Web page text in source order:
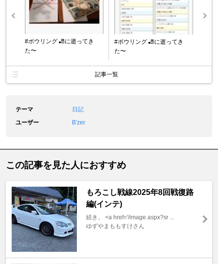
#ボウリング 🎳に逝ってき
た〜
#ボウリング 🎳に逝ってき
た〜
記事一覧
テーマ
日記
ユーザー
B'zer
この記事を見た人におすすめ
もろこし戦線2025年8回戦復路
編(インテ)
続き。 <a href='/image.aspx?sr ...
ゆずやまももすけさん